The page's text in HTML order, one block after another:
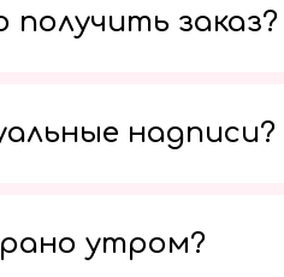
заказ?
надписи?
утром?